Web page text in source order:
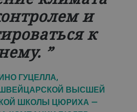
и
к
ГУЦЕЛЛА,
ВЫСШЕЙ
ШКОЛЫ ЦЮРИХА —